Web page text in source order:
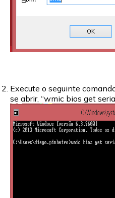
Execute o seguinte
se abrir, “wmic bios get